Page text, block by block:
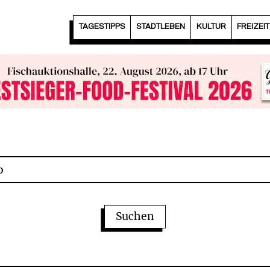
TAGESTIPPS STADTLEBEN KULTUR